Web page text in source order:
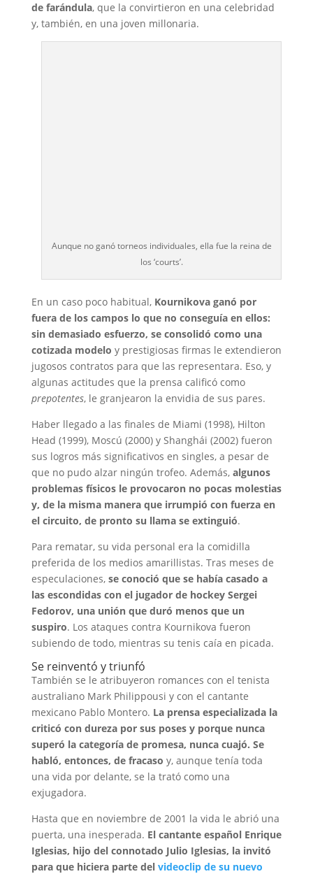
de farándula, que la convirtieron en una celebridad
y, también, en una joven millonaria.
Aunque no ganó torneos individuales, ella fue la reina de
los ‘courts’.
En un caso poco habitual, Kournikova ganó por
fuera de los campos lo que no conseguía en ellos:
sin demasiado esfuerzo, se consolidó como una
cotizada modelo y prestigiosas firmas le extendieron
jugosos contratos para que las representara. Eso, y
algunas actitudes que la prensa calificó como
prepotentes, le granjearon la envidia de sus pares.
Haber llegado a las finales de Miami (1998), Hilton
Head (1999), Moscú (2000) y Shanghái (2002) fueron
sus logros más significativos en singles, a pesar de
que no pudo alzar ningún trofeo. Además, algunos
problemas físicos le provocaron no pocas molestias
y, de la misma manera que irrumpió con fuerza en
el circuito, de pronto su llama se extinguió.
Para rematar, su vida personal era la comidilla
preferida de los medios amarillistas. Tras meses de
especulaciones, se conoció que se había casado a
las escondidas con el jugador de hockey Sergei
Fedorov, una unión que duró menos que un
suspiro. Los ataques contra Kournikova fueron
subiendo de todo, mientras su tenis caía en picada.
Se reinventó y triunfó
También se le atribuyeron romances con el tenista
australiano Mark Philippousi y con el cantante
mexicano Pablo Montero. La prensa especializada la
criticó con dureza por sus poses y porque nunca
superó la categoría de promesa, nunca cuajó. Se
habló, entonces, de fracaso y, aunque tenía toda
una vida por delante, se la trató como una
exjugadora.
Hasta que en noviembre de 2001 la vida le abrió una
puerta, una inesperada. El cantante español Enrique
Iglesias, hijo del connotado Julio Iglesias, la invitó
para que hiciera parte del videoclip de su nuevo